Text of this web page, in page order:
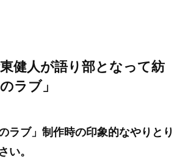
健人が語り部となって紡
ラブ」
ブ」制作時の印象的なやりとり
い。